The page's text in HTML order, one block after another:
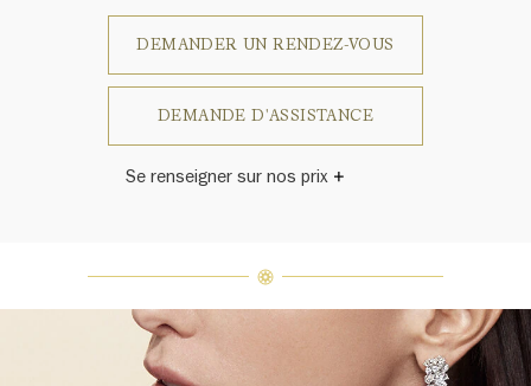
DEMANDER UN RENDEZ-VOUS
DEMANDE D'ASSISTANCE
Se renseigner sur nos prix
Maison Harry Winston présente un
assemblage exclusif de diamants
uniques et de pierres précieuses, le
poids en carats et la quantité de